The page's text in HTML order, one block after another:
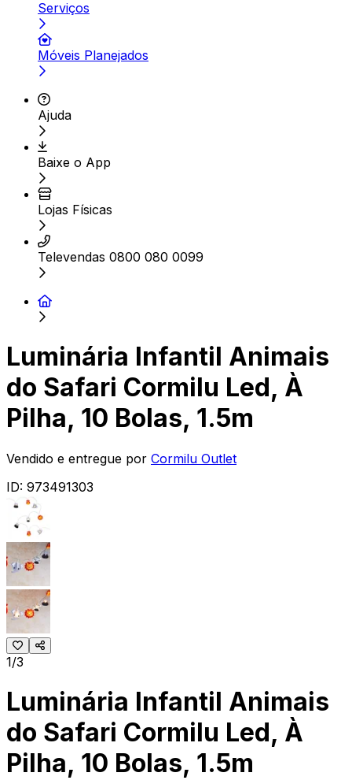
Serviços
Móveis Planejados
Ajuda
Baixe o App
Lojas Físicas
Televendas 0800 080 0099
Luminária Infantil Animais
do Safari Cormilu Led, À
Pilha, 10 Bolas, 1.5m
Vendido e entregue por Cormilu Outlet
ID: 973491303
1/3
Luminária Infantil Animais
do Safari Cormilu Led, À
Pilha, 10 Bolas, 1.5m